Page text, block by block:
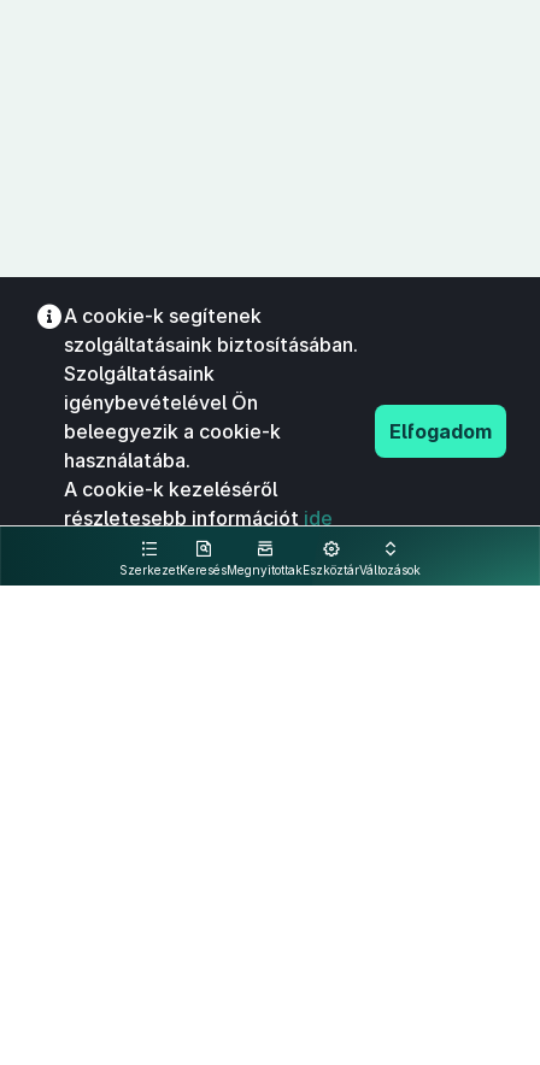
SzerkezetKeresésMegnyitottakEszköztárVáltozások
A cookie-k segítenek
szolgáltatásaink biztosításában.
Szolgáltatásaink
igénybevételével Ön
beleegyezik a cookie-k
használatába.
A cookie-k kezeléséről
részletesebb információt ide
kattintva olvashat.
Elfogadom